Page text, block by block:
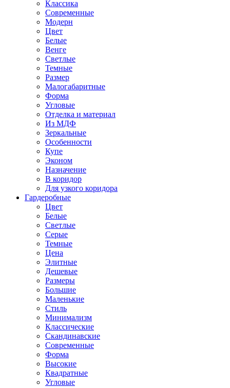
Классика
Современные
Модерн
Цвет
Белые
Венге
Светлые
Темные
Размер
Малогабаритные
Форма
Угловые
Отделка и материал
Из МДФ
Зеркальные
Особенности
Купе
Эконом
Назначение
В коридор
Для узкого коридора
Гардеробные
Цвет
Белые
Светлые
Серые
Темные
Цена
Элитные
Дешевые
Размеры
Большие
Маленькие
Стиль
Минимализм
Классические
Скандинавские
Современные
Форма
Высокие
Квадратные
Угловые